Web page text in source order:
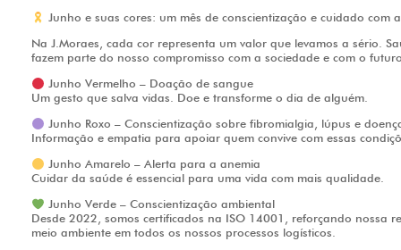
Junho e suas cores: um mês de conscientização e cuidado com
Na J.Moraes, cada cor representa um valor que levamos a sério.
fazem parte do nosso compromisso com a sociedade e com o
Junho Vermelho – Doação de sangue
Um gesto que salva vidas. Doe e transforme o dia de alguém.
Junho Roxo – Conscientização sobre fibromialgia, lúpus e
Informação e empatia para apoiar quem convive com essas
Junho Amarelo – Alerta para a anemia
Cuidar da saúde é essencial para uma vida com mais qualidade.
Junho Verde – Conscientização ambiental
Desde 2022, somos certificados na ISO 14001, reforçando nossa
meio ambiente em todos os nossos processos logísticos.